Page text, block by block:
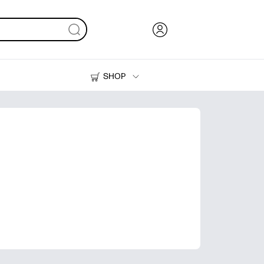
SHOP
Printers